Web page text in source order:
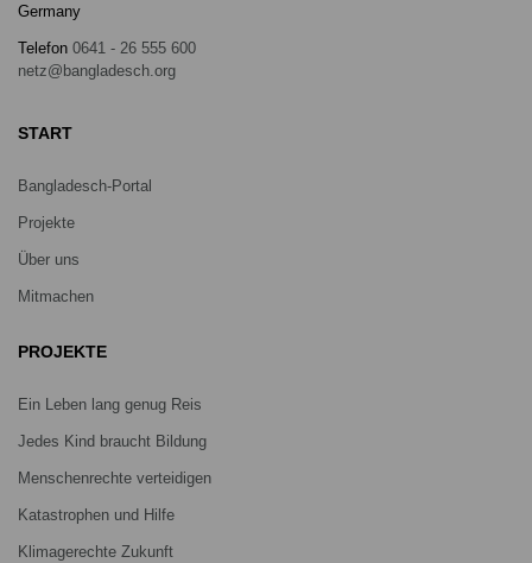
Germany
Telefon 0641 - 26 555 600
netz@bangladesch.org
START
Bangladesch-Portal
Projekte
Über uns
Mitmachen
PROJEKTE
Ein Leben lang genug Reis
Jedes Kind braucht Bildung
Menschenrechte verteidigen
Katastrophen und Hilfe
Klimagerechte Zukunft